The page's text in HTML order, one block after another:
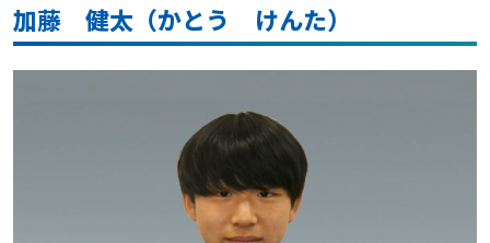
加藤 健太（かとう けんた）